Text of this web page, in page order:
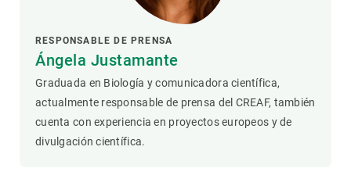
RESPONSABLE DE PRENSA
Ángela Justamante
Graduada en Biología y comunicadora científica,
actualmente responsable de prensa del CREAF, también
cuenta con experiencia en proyectos europeos y de
divulgación científica.